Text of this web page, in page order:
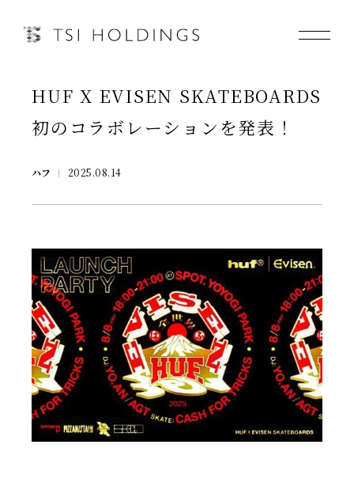
Information
Brand News
Sustainability
会社情報
IR情報
TSIトピックス
Foreign Investor
HUF X EVISEN SKATEBOARDS
初のコラボレーションを発表！
ハフ 2025.08.14